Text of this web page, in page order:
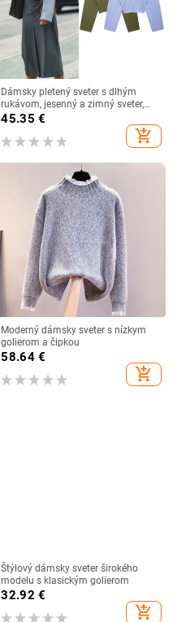
Dámsky pletený sveter s dlhým
rukávom, jesenný a zimný sveter,
dámsky pulóver, top s dlhým
dámsky svetr, sveter
45.35 €
add_shopping_cart
Moderný dámsky sveter s nízkym
golierom a čipkou
58.64€
add_shopping_cart
Štýlový dámsky sveter širokého
modelu s klasickým golierom
32.92 €
add_shopping_cart